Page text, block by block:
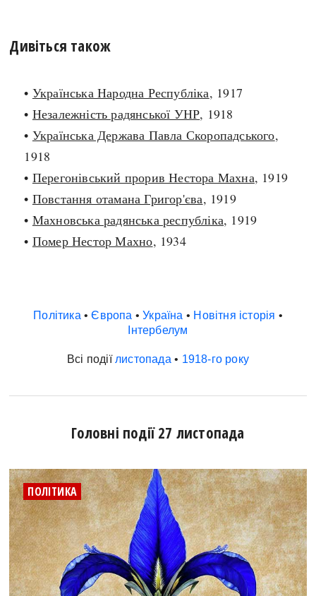
Дивіться також
• Українська Народна Республіка, 1917
• Незалежність радянської УНР, 1918
• Українська Держава Павла Скоропадського,
1918
• Перегонівський прорив Нестора Махна, 1919
• Повстання отамана Григор'єва, 1919
• Махновська радянська республіка, 1919
• Помер Нестор Махно, 1934
Політика •Європа •Україна • Новітня історія •
Інтербелум
Всі події листопада • 1918-го року
Головні події 27 листопада
ПОЛІТИКА